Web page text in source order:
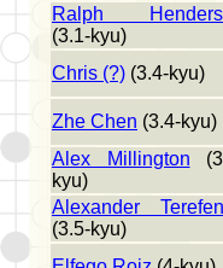
Ralph
(3.1-kyu)
Chris (?) (3.4-kyu)
Zhe Chen (3.4-kyu)
Alex Millington
kyu)
Alexander
(3.5-kyu)